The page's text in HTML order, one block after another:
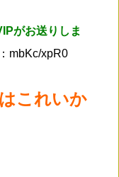
がお送りしま
mbKc/xpR0
これいか